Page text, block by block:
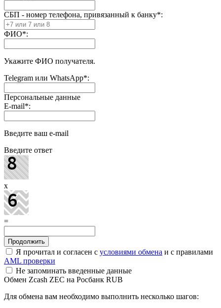
СБП - номер телефона, привязанный к банку*:
ФИО*:
Укажите ФИО получателя.
Telegram или WhatsApp*:
Персональные данные
E-mail*:
Введите ваш e-mail
Введите ответ
x
=
Я прочитал и согласен с условиями обмена и с правилами
AML проверки
Не запоминать введенные данные
Обмен Zcash ZEC на Росбанк RUB
Для обмена вам необходимо выполнить несколько шагов: